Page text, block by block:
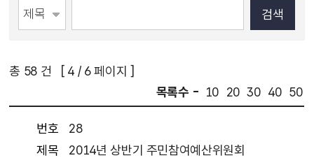
총 58 건 [ 4 / 6 페이지 ]
목록수 - 10 20 30 40 50
번호
28
제목
2014년 상반기 주민참여예산위원회